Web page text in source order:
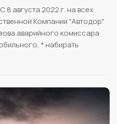
августа 2022 г. на всех
Компании "Автодор"
аварийного комиссара
* набирать